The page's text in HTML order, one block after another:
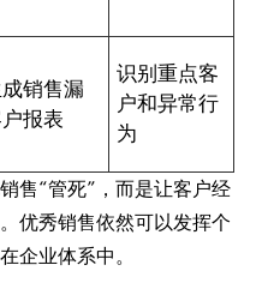
销售漏
报表
识别重点客
户和异常行
为
售“管死”，而是让客户经
优秀销售依然可以发挥个
企业体系中。